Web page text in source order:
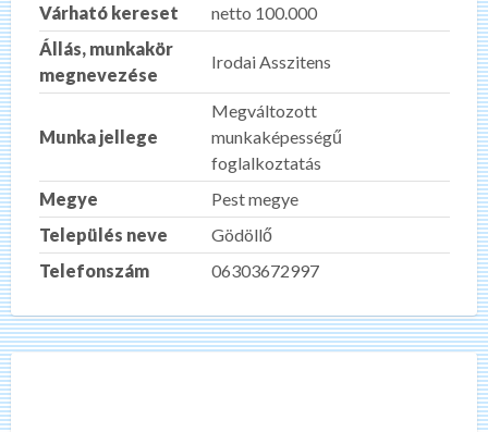
Várható kereset
netto 100.000
Állás, munkakör
megnevezése
Irodai Asszitens
Munka jellege
Megváltozott
munkaképességű
foglalkoztatás
Megye
Pest megye
Település neve
Gödöllő
Telefonszám
06303672997